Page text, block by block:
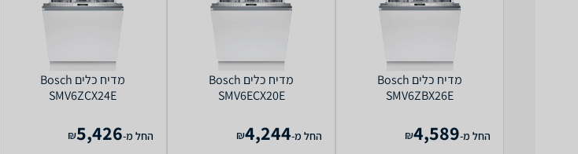
מדיח כלים Bosch
SMV6ZBX26E
החל מ-4,589
₪
מדיח כלים Bosch
SMV6ECX20E
החל מ-4,244
₪
מדיח כלים Bosch
SMV6ZCX24E
החל מ-5,426
₪